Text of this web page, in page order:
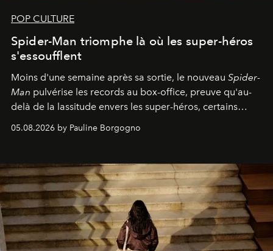
POP CULTURE
Spider-Man triomphe là où les super-héros
s'essoufflent
Moins d'une semaine après sa sortie, le nouveau Spider-
Man pulvérise les records au box-office, preuve qu'au-
delà de la lassitude envers les super-héros, certains
personnages continuent de susciter une ferveur intacte.
05.08.2026 by Pauline Borgogno